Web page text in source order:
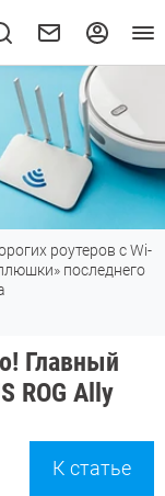
роутеров с Wi-
последнего
Главный
ROG Ally
К статье